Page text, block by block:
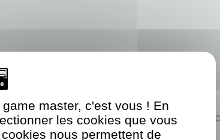
Affiner le
master, c'est vous ! En
les cookies que vous
nous permettent de